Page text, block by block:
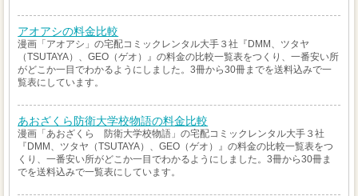
アオアシの料金比較
漫画「アオアシ」の宅配コミックレンタル大手３社『DMM、ツタヤ
（TSUTAYA）、GEO（ゲオ）』の料金の比較一覧表をつくり、一番安い所
がどこか一目でわかるようにしました。3冊から30冊までを送料込みで一
覧表にしています。
あおざくら防衛大学校物語の料金比較
漫画「あおざくら 防衛大学校物語」の宅配コミックレンタル大手３社
『DMM、ツタヤ（TSUTAYA）、GEO（ゲオ）』の料金の比較一覧表をつ
くり、一番安い所がどこか一目でわかるようにしました。3冊から30冊ま
でを送料込みで一覧表にしています。